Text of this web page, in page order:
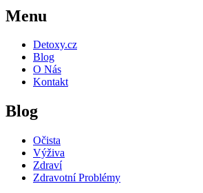
Menu
Detoxy.cz
Blog
O Nás
Kontakt
Blog
Očista
Výživa
Zdraví
Zdravotní Problémy